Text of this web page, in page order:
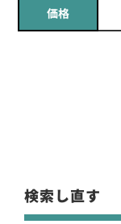
価格
検索し直す